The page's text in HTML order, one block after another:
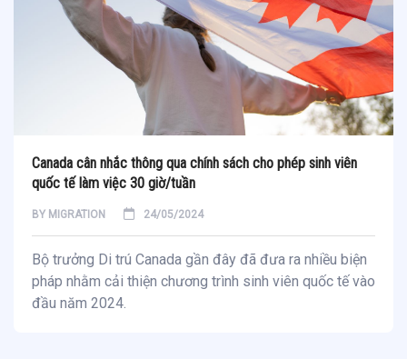
Canada cân nhắc thông qua chính sách cho phép sinh viên
quốc tế làm việc 30 giờ/tuần
BY MIGRATION 24/05/2024
Bộ trưởng Di trú Canada gần đây đã đưa ra nhiều biện
pháp nhằm cải thiện chương trình sinh viên quốc tế vào
đầu năm 2024.